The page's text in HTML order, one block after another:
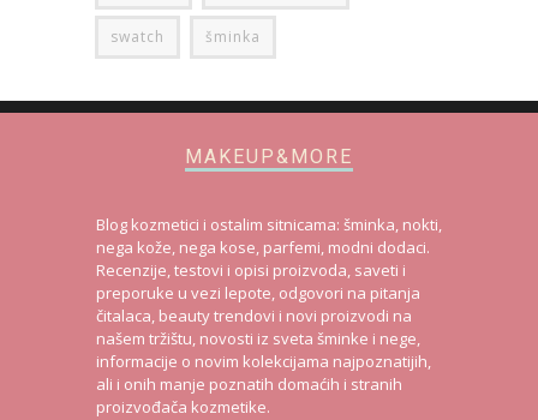
swatch šminka
MAKEUP&MORE
Blog kozmetici i ostalim sitnicama: šminka, nokti,
nega kože, nega kose, parfemi, modni dodaci.
Recenzije, testovi i opisi proizvoda, saveti i
preporuke u vezi lepote, odgovori na pitanja
čitalaca, beauty trendovi i novi proizvodi na
našem tržištu, novosti iz sveta šminke i nege,
informacije o novim kolekcijama najpoznatijih,
ali i onih manje poznatih domaćih i stranih
proizvođača kozmetike.